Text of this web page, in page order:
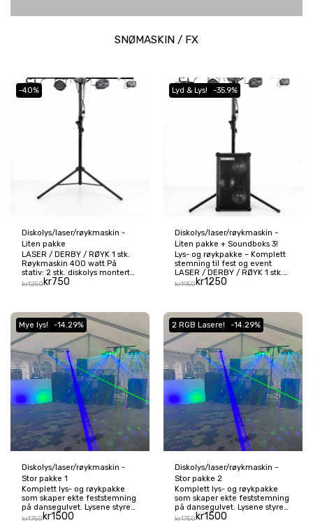
SNØMASKIN / FX
-40%
Diskolys/laser/røykmaskin -
Liten pakke
LASER / DERBY / RØYK 1 stk.
Røykmaskin 400 watt På
stativ: 2 stk. diskolys montert
på stativ 2 stk. LASER 1. stk.
kr1250kr750
Lyd & Lys! -35.9%
Diskolys/laser/røykmaskin -
Liten pakke + Soundboks 3!
Lys- og røykpakke – Komplett
stemning til fest og event
LASER / DERBY / RØYK 1 stk.
Røykmaskin 400 watt På
Soundboks 3! Pris pr. helg
kr1950kr1250
Mye lys! -14.29%
Diskolys/laser/røykmaskin -
Stor pakke 1
Komplett lys- og røykpakke
som skaper ekte feststemning
på dansegulvet. Lysene styres
av musikken og passer perfekt
kr1750kr1500
2 RGB Lasere! -14.29%
Diskolys/laser/røykmaskin -
Stor pakke 2
Komplett lys- og røykpakke
som skaper ekte feststemning
på dansegulvet. Lysene styres
av musikken og passer perfekt
kr1750kr1500